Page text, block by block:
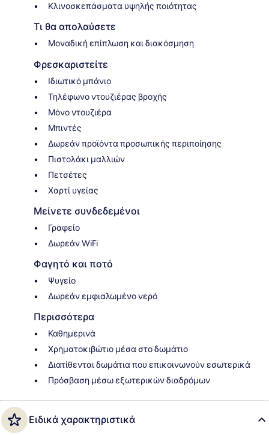
Κλινοσκεπάσματα υψηλής ποιότητας
Τι θα απολαύσετε
Μοναδική επίπλωση και διακόσμηση
Φρεσκαριστείτε
Ιδιωτικό μπάνιο
Τηλέφωνο ντουζιέρας βροχής
Μόνο ντουζιέρα
Μπιντές
Δωρεάν προϊόντα προσωπικής περιποίησης
Πιστολάκι μαλλιών
Πετσέτες
Χαρτί υγείας
Μείνετε συνδεδεμένοι
Γραφείο
Δωρεάν WiFi
Φαγητό και ποτό
Ψυγείο
Δωρεάν εμφιαλωμένο νερό
Περισσότερα
Καθημερινά
Χρηματοκιβώτιο μέσα στο δωμάτιο
Διατίθενται δωμάτια που επικοινωνούν εσωτερικά
Πρόσβαση μέσω εξωτερικών διαδρόμων
Ειδικά χαρακτηριστικά